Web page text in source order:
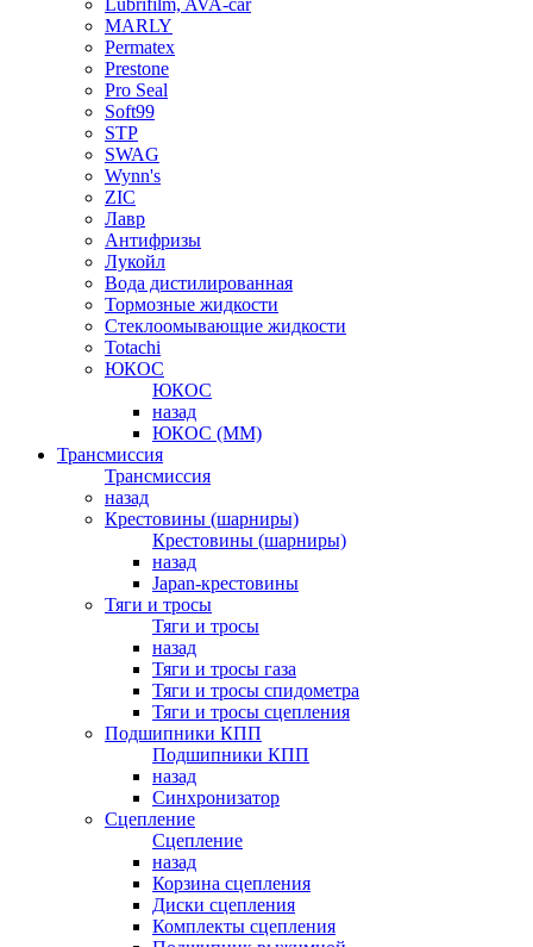
Lubrifilm, AVA-car
MARLY
Permatex
Prestone
Pro Seal
Soft99
STP
SWAG
Wynn's
ZIC
Лавр
Антифризы
Лукойл
Вода дистилированная
Тормозные жидкости
Стеклоомывающие жидкости
Totachi
ЮКОС
ЮКОС
назад
ЮКОС (ММ)
Трансмиссия
Трансмиссия
назад
Крестовины (шарниры)
Крестовины (шарниры)
назад
Japan-крестовины
Тяги и тросы
Тяги и тросы
назад
Тяги и тросы газа
Тяги и тросы спидометра
Тяги и тросы сцепления
Подшипники КПП
Подшипники КПП
назад
Синхронизатор
Сцепление
Сцепление
назад
Корзина сцепления
Диски сцепления
Комплекты сцепления